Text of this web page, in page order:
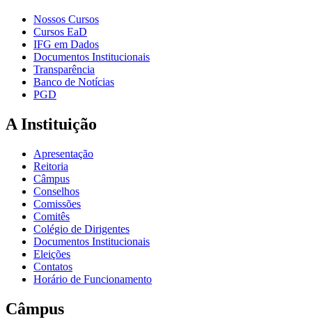
Nossos Cursos
Cursos EaD
IFG em Dados
Documentos Institucionais
Transparência
Banco de Notícias
PGD
A Instituição
Apresentação
Reitoria
Câmpus
Conselhos
Comissões
Comitês
Colégio de Dirigentes
Documentos Institucionais
Eleições
Contatos
Horário de Funcionamento
Câmpus